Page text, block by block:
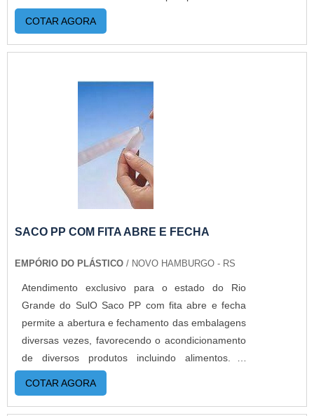
COTAR AGORA
SACO PP COM FITA ABRE E FECHA
EMPÓRIO DO PLÁSTICO / NOVO HAMBURGO - RS
Atendimento exclusivo para o estado do Rio
Grande do SulO Saco PP com fita abre e fecha
permite a abertura e fechamento das embalagens
diversas vezes, favorecendo o acondicionamento
de diversos produtos incluindo alimentos. A
praticidade do sistema abre e fecha confere uma
excelente estética para armazenamento de
qualquer tipo de mercadoria, pois dispensa
COTAR AGORA